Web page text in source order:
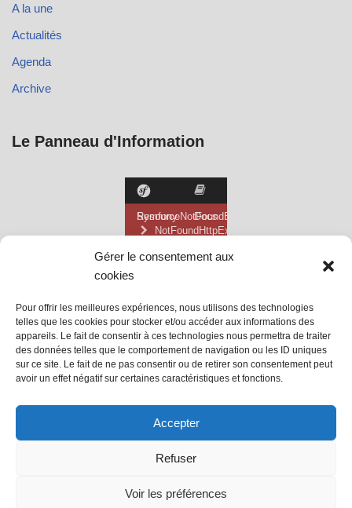
Gérer le consentement aux
cookies
Pour offrir les meilleures expériences, nous utilisons des technologies
telles que les cookies pour stocker et/ou accéder aux informations des
appareils. Le fait de consentir à ces technologies nous permettra de traiter
des données telles que le comportement de navigation ou les ID uniques
sur ce site. Le fait de ne pas consentir ou de retirer son consentement peut
avoir un effet négatif sur certaines caractéristiques et fonctions.
Accepter
Refuser
Voir les préférences
A la une
Actualités
Agenda
Archive
Le Panneau d'Information
@ Mairie de Grainville la Teinturière
Site propulsé par Tambour de Ville
@Grainville-la-teinturierementions légales